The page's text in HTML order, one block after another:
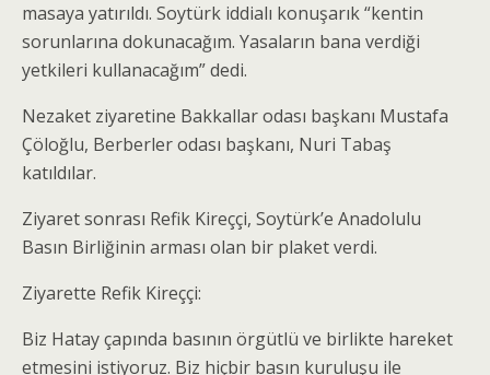
masaya yatırıldı. Soytürk iddialı konuşarık “kentin
sorunlarına dokunacağım. Yasaların bana verdiği
yetkileri kullanacağım” dedi.
Nezaket ziyaretine Bakkallar odası başkanı Mustafa
Çöloğlu, Berberler odası başkanı, Nuri Tabaş
katıldılar.
Ziyaret sonrası Refik Kireççi, Soytürk’e Anadolulu
Basın Birliğinin arması olan bir plaket verdi.
Ziyarette Refik Kireççi:
Biz Hatay çapında basının örgütlü ve birlikte hareket
etmesini istiyoruz. Biz hiçbir basın kuruluşu ile